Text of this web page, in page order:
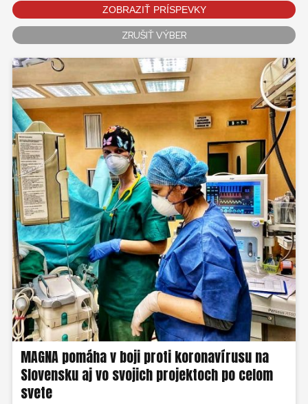
ZOBRAZIŤ PRÍSPEVKY
ZRUŠIŤ VÝBER
MAGNA pomáha v boji proti koronavírusu na
Slovensku aj vo svojich projektoch po celom
svete